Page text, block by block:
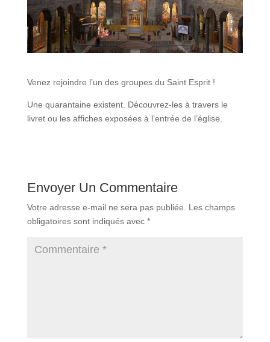
Venez rejoindre l’un des groupes du Saint Esprit !
Une quarantaine existent. Découvrez-les à travers le
livret ou les affiches exposées à l’entrée de l’église.
Envoyer Un Commentaire
Votre adresse e-mail ne sera pas publiée.
Les champs
obligatoires sont indiqués avec *